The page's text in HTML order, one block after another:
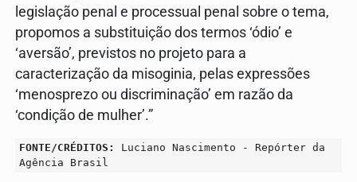
legislação penal e processual penal sobre o tema,
propomos a substituição dos termos ‘ódio’ e
‘aversão’, previstos no projeto para a
caracterização da misoginia, pelas expressões
‘menosprezo ou discriminação’ em razão da
‘condição de mulher’.”
FONTE/CRÉDITOS:
Luciano Nascimento - Repórter da
Agência Brasil